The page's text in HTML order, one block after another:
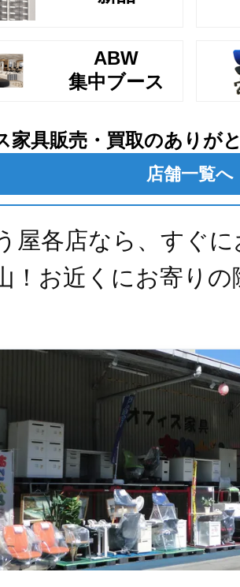
ABW
集中ブース
家具販売・買取のありが
店舗一覧へ
屋各店なら、すぐ
！お近くにお寄り